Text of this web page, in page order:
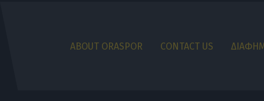
ABOUT ORASPOR CONTACT US